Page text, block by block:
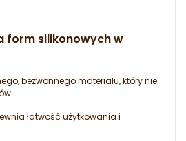
form silikonowych w
bezwonnego materiału, który nie
łatwość użytkowania i